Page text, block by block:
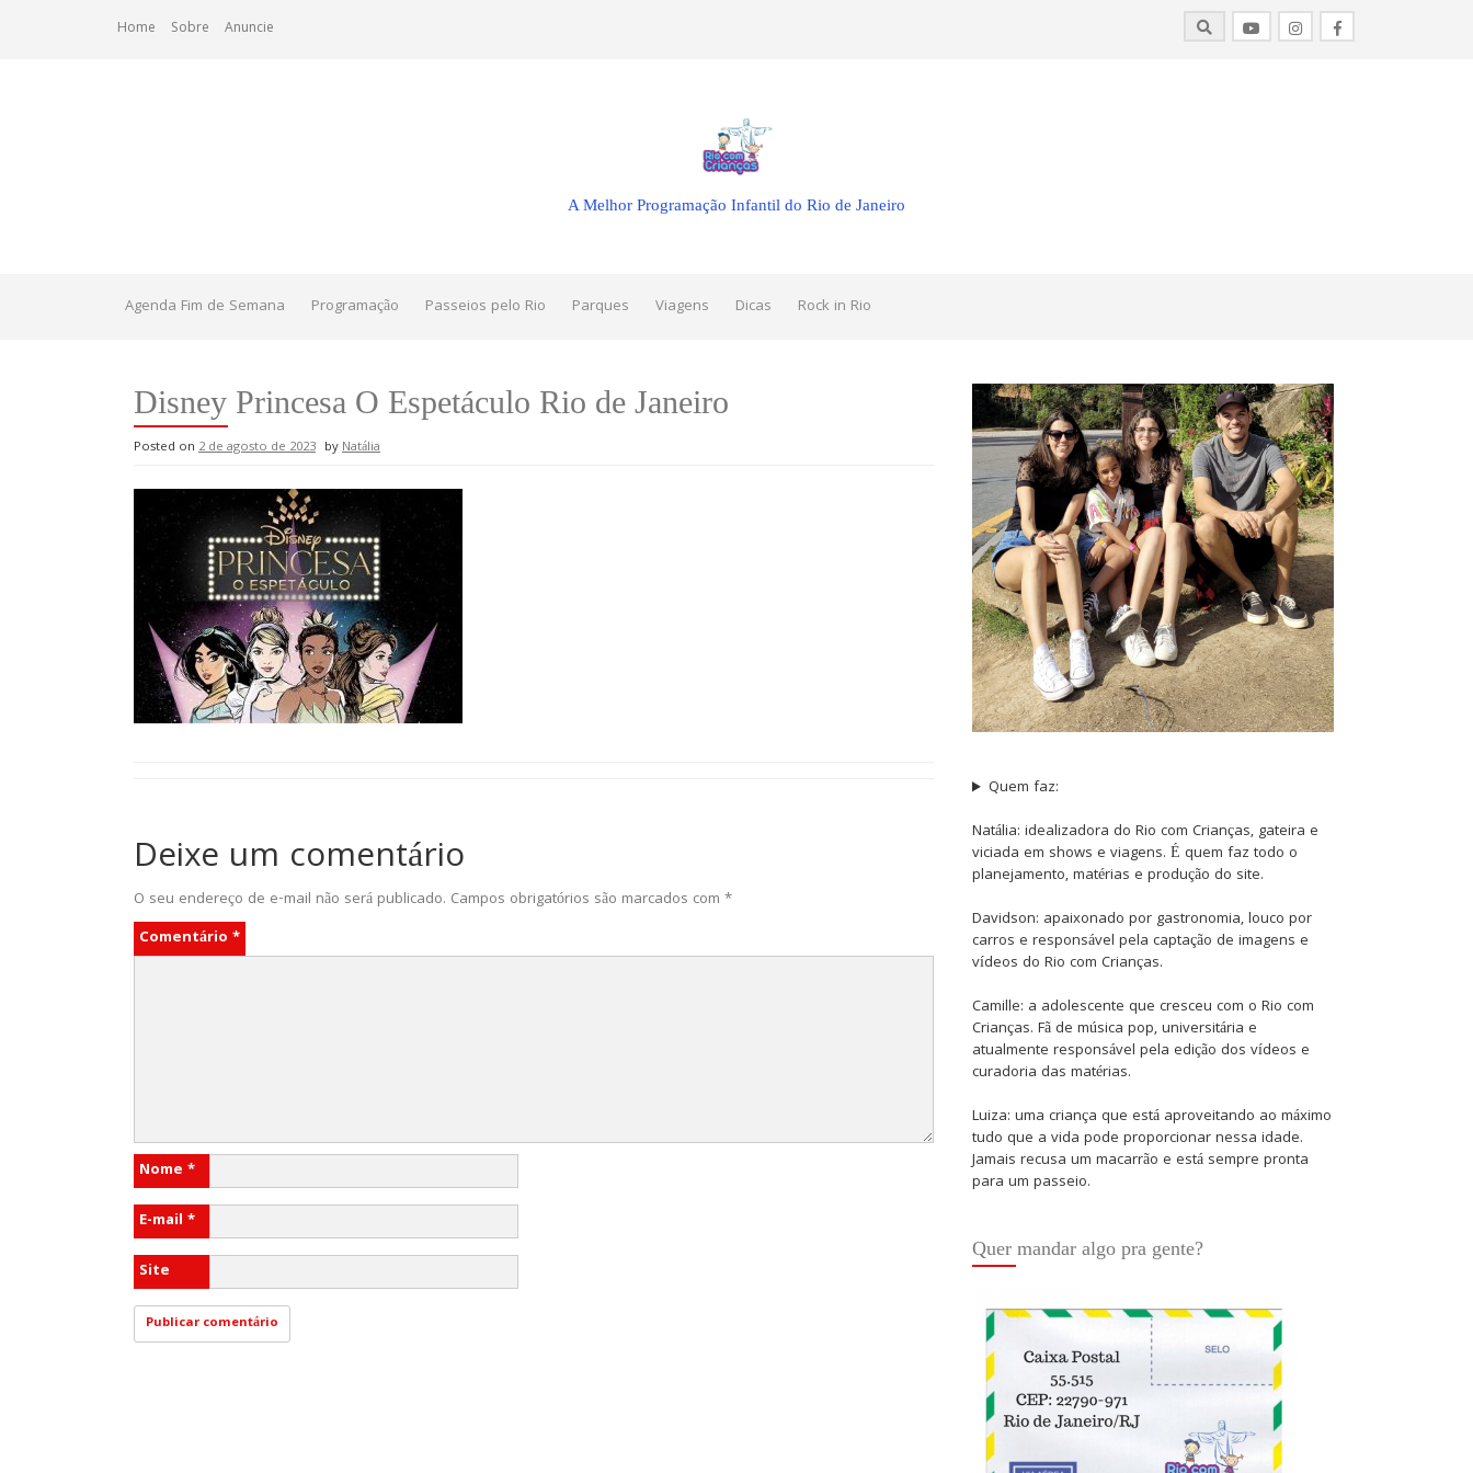
Home Sobre Anuncie
A Melhor Programação Infantil do Rio de Janeiro
Agenda Fim de Semana Programação Passeios pelo Rio Parques Viagens Dicas Rock in Rio
Disney Princesa O Espetáculo Rio de Janeiro
Posted on 2 de agosto de 2023 byNatália
Deixe um comentário
O seu endereço de e-mail não será publicado. Campos obrigatórios são marcados com *
Comentário *
Nome *
E-mail *
Site
Quem faz:
Natália: idealizadora do Rio com Crianças, gateira e
viciada em shows e viagens. É quem faz todo o
planejamento, matérias e produção do site.
Davidson: apaixonado por gastronomia, louco por
carros e responsável pela captação de imagens e
vídeos do Rio com Crianças.
Camille: a adolescente que cresceu com o Rio com
Crianças. Fã de música pop, universitária e
atualmente responsável pela edição dos vídeos e
curadoria das matérias.
Luiza: uma criança que está aproveitando ao máximo
tudo que a vida pode proporcionar nessa idade.
Jamais recusa um macarrão e está sempre pronta
para um passeio.
Quer mandar algo pra gente?